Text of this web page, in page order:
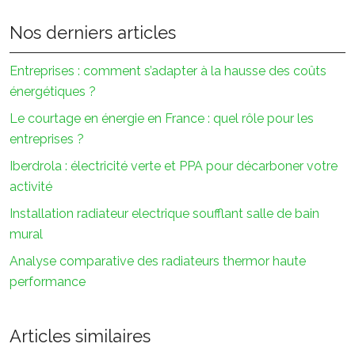
Nos derniers articles
Entreprises : comment s’adapter à la hausse des coûts
énergétiques ?
Le courtage en énergie en France : quel rôle pour les
entreprises ?
Iberdrola : électricité verte et PPA pour décarboner votre
activité
Installation radiateur electrique soufflant salle de bain
mural
Analyse comparative des radiateurs thermor haute
performance
Articles similaires